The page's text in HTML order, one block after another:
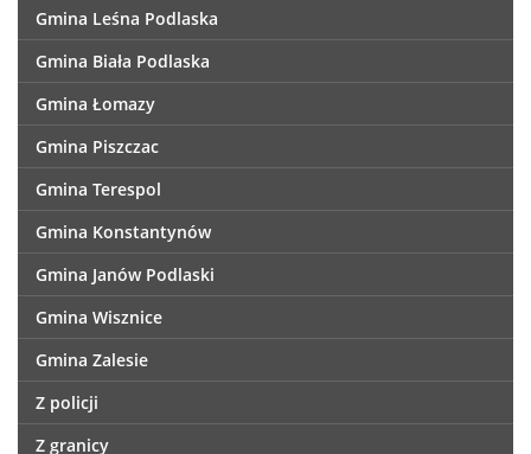
Gmina Leśna Podlaska
Gmina Biała Podlaska
Gmina Łomazy
Gmina Piszczac
Gmina Terespol
Gmina Konstantynów
Gmina Janów Podlaski
Gmina Wisznice
Gmina Zalesie
Z policji
Z granicy